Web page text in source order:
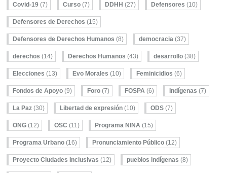
Covid-19 (7) Curso (7) DDHH (27) Defensores (10)
Defensores de Derechos (15)
Defensores de Derechos Humanos (8) democracia (37)
derechos (14) Derechos Humanos (43) desarrollo (38)
Elecciones (13) Evo Morales (10) Feminicidios (6)
Fondos de Apoyo (9) Foro (7) FOSPA (6) Indígenas (7)
La Paz (30) Libertad de expresión (10) ODS (7)
ONG (12) OSC (11) Programa NINA (15)
Programa Urbano (16) Pronunciamiento Público (12)
Proyecto Ciudades Inclusivas (12) pueblos indígenas (8)